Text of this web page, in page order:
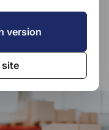
version
site